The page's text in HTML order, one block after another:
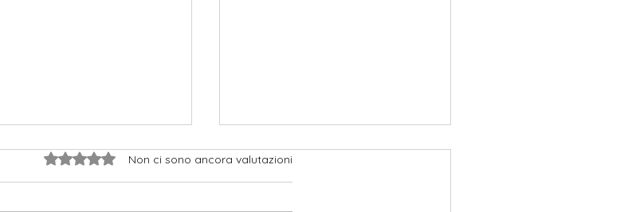
Valutazione 0 stelle su 5.Non ci sono ancora valutazioni